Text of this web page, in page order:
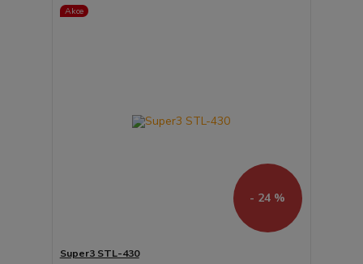
Akce
- 24 %
Super3 STL-430